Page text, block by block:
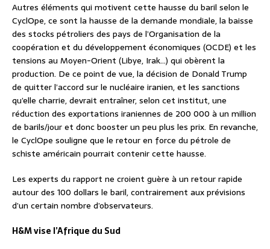
Autres éléments qui motivent cette hausse du baril selon le
CyclOpe, ce sont la hausse de la demande mondiale, la baisse
des stocks pétroliers des pays de l’Organisation de la
coopération et du développement économiques (OCDE) et les
tensions au Moyen-Orient (Libye, Irak…) qui obèrent la
production. De ce point de vue, la décision de Donald Trump
de quitter l’accord sur le nucléaire iranien, et les sanctions
qu’elle charrie, devrait entraîner, selon cet institut, une
réduction des exportations iraniennes de 200 000 à un million
de barils/jour et donc booster un peu plus les prix. En revanche,
le CyclOpe souligne que le retour en force du pétrole de
schiste américain pourrait contenir cette hausse.
Les experts du rapport ne croient guère à un retour rapide
autour des 100 dollars le baril, contrairement aux prévisions
d’un certain nombre d’observateurs.
H&M vise l’Afrique du Sud